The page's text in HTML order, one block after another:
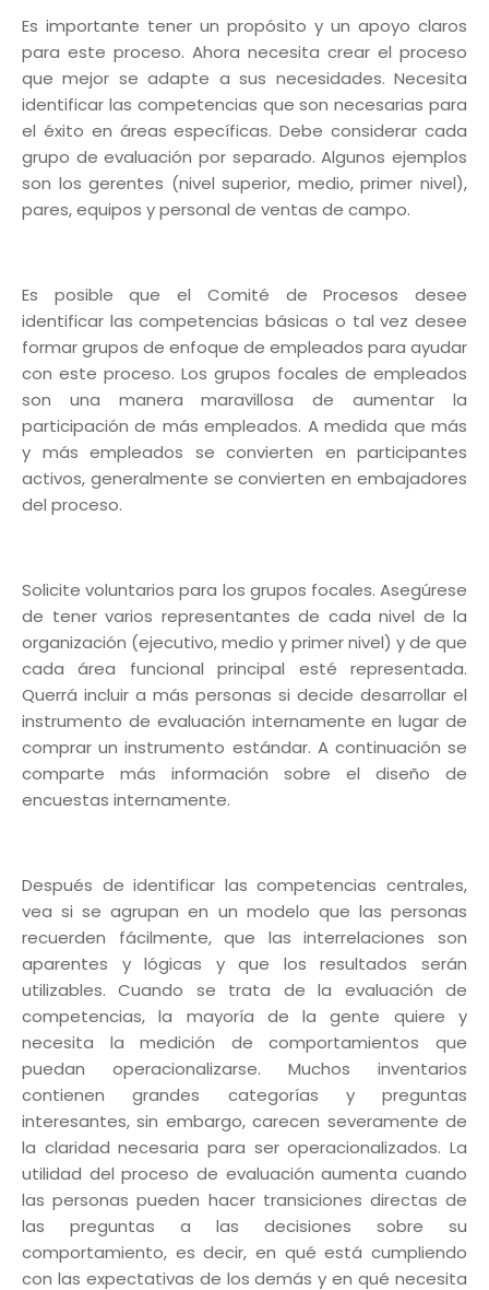
Es importante tener un propósito y un apoyo claros
para este proceso. Ahora necesita crear el proceso
que mejor se adapte a sus necesidades. Necesita
identificar las competencias que son necesarias para
el éxito en áreas específicas. Debe considerar cada
grupo de evaluación por separado. Algunos ejemplos
son los gerentes (nivel superior, medio, primer nivel),
pares, equipos y personal de ventas de campo.
Es posible que el Comité de Procesos desee
identificar las competencias básicas o tal vez desee
formar grupos de enfoque de empleados para ayudar
con este proceso. Los grupos focales de empleados
son una manera maravillosa de aumentar la
participación de más empleados. A medida que más
y más empleados se convierten en participantes
activos, generalmente se convierten en embajadores
del proceso.
Solicite voluntarios para los grupos focales. Asegúrese
de tener varios representantes de cada nivel de la
organización (ejecutivo, medio y primer nivel) y de que
cada área funcional principal esté representada.
Querrá incluir a más personas si decide desarrollar el
instrumento de evaluación internamente en lugar de
comprar un instrumento estándar. A continuación se
comparte más información sobre el diseño de
encuestas internamente.
Después de identificar las competencias centrales,
vea si se agrupan en un modelo que las personas
recuerden fácilmente, que las interrelaciones son
aparentes y lógicas y que los resultados serán
utilizables. Cuando se trata de la evaluación de
competencias, la mayoría de la gente quiere y
necesita la medición de comportamientos que
puedan operacionalizarse. Muchos inventarios
contienen grandes categorías y preguntas
interesantes, sin embargo, carecen severamente de
la claridad necesaria para ser operacionalizados. La
utilidad del proceso de evaluación aumenta cuando
las personas pueden hacer transiciones directas de
las preguntas a las decisiones sobre su
comportamiento, es decir, en qué está cumpliendo
con las expectativas de los demás y en qué necesita